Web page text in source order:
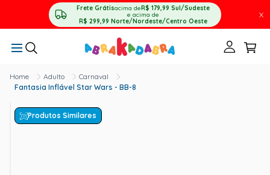
Frete Grátisacima deR$ 179,99 Sul/Sudeste
e acima de
R$ 299,99 Norte/Nordeste/Centro Oeste
X
Adulto
Carnaval
Fantasia Inflável Star Wars - BB-8
Produtos Similares